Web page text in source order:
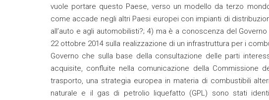
vuole portare questo Paese, verso un modello da terzo
come accade negli altri Paesi europei con impianti di
all’auto e agli automobilisti?; 4) ma è a conoscenza del
22 ottobre 2014 sulla realizzazione di un infrastruttura per i
Governo che sulla base della consultazione delle parti
acquisite, confluite nella comunicazione della Commissione
trasporto, una strategia europea in materia di combustibili
naturale e il gas di petrolio liquefatto (GPL) sono stati